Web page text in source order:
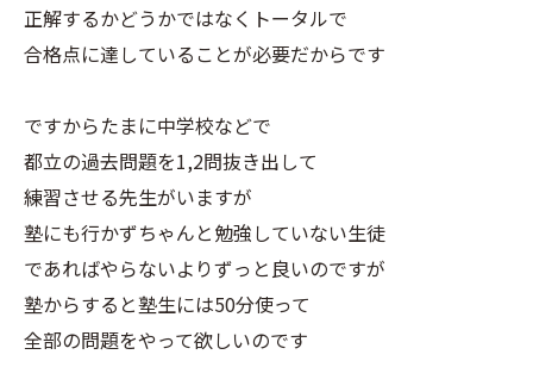
正解するかどうかではなくトータルで
合格点に達していることが必要だからです
ですからたまに中学校などで
都立の過去問題を1,2問抜き出して
練習させる先生がいますが
塾にも行かずちゃんと勉強していない生徒
であればやらないよりずっと良いのですが
塾からすると塾生には50分使って
全部の問題をやって欲しいのです